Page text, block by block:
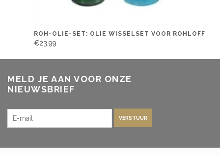
ROH-OLIE-SET: OLIE WISSELSET VOOR ROHLOFF
€23,99
MELD JE AAN VOOR ONZE
NIEUWSBRIEF
VERSTUUR